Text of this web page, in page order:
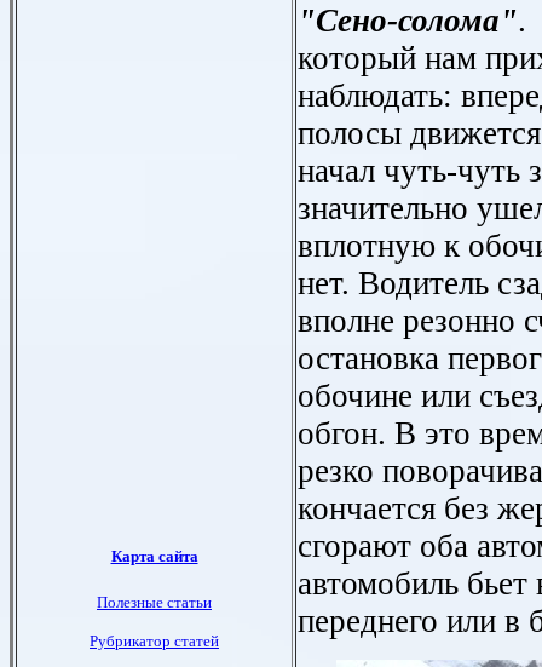
"Сено-солома".
который нам
наблюдать:
полосы
начал чуть-чуть
значительно
вплотную к
нет. Водитель
вполне резонно
остановка
обочине или
обгон. В это
резко
кончается без
сгорают оба
автомобиль
переднего или в